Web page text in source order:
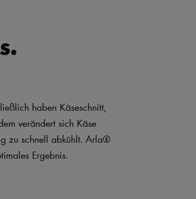
haben Käseschnitt,
verändert sich Käse
zu schnell abkühlt. Arla®
Ergebnis.